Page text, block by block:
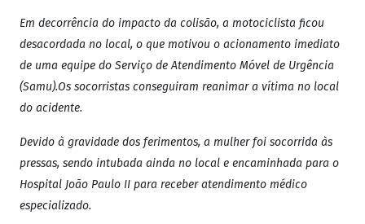
Em decorrência do impacto da colisão, a motociclista ficou
desacordada no local, o que motivou o acionamento imediato
de uma equipe do Serviço de Atendimento Móvel de Urgência
(Samu).Os socorristas conseguiram reanimar a vítima no local
do acidente.
Devido à gravidade dos ferimentos, a mulher foi socorrida às
pressas, sendo intubada ainda no local e encaminhada para o
Hospital João Paulo II para receber atendimento médico
especializado.